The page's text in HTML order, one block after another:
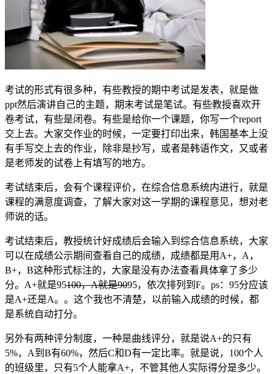
考试的形式有很多种，有些教授的期中考试是发表，就是做
ppt然后演讲自己的主题，期末考试是笔试。有些教授喜欢开
卷考试，有些是闭卷。有些是给你一个课题，你写一个report
交上去。大家交作业的时候，一定要打印出来，韩国基本上没
有手写交上去的作业，除非是抄写，或者是韩语作文，又或者
是老师发的试卷上有填写的地方。
考试结束后，会有个课程评价，在综合信息系统内进行，就是
课程的满意度调查，了解大家对这一学期的课程意见，想对老
师说的话。
考试结束后，教授统计好成绩后会输入到综合信息系统，大家
可以在成绩公示期间查看自己的成绩，成绩都是用A+，A，
B+，B这种形式标注的，大家是没有办法查看具体拿了多少
分。A+就是95100，A就是9095，依次排列到F。ps：95分应该
是A+还是A。。这个我也不清楚，以前输入成绩的时候，都
是系统自动打分。
另外有两种评分制度，一种是曲线评分，就是说A+的只有
5%，A到B有60%，然后C和D有一定比率。就是说，100个人
的班级里，只有5个人能拿A+，不管其他人实际得分是多少。